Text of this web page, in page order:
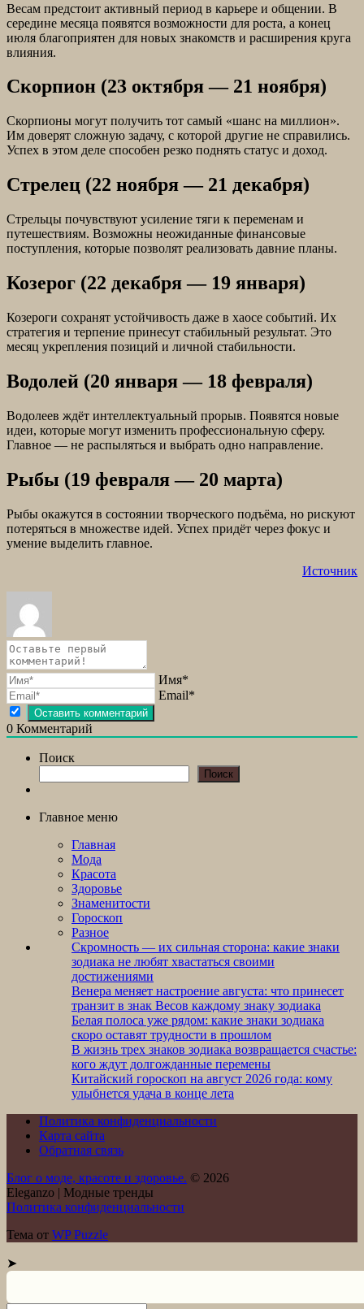
Весам предстоит активный период в карьере и общении. В
середине месяца появятся возможности для роста, а конец
июля благоприятен для новых знакомств и расширения круга
влияния.
Скорпион (23 октября — 21 ноября)
Скорпионы могут получить тот самый «шанс на миллион».
Им доверят сложную задачу, с которой другие не справились.
Успех в этом деле способен резко поднять статус и доход.
Стрелец (22 ноября — 21 декабря)
Стрельцы почувствуют усиление тяги к переменам и
путешествиям. Возможны неожиданные финансовые
поступления, которые позволят реализовать давние планы.
Козерог (22 декабря — 19 января)
Козероги сохранят устойчивость даже в хаосе событий. Их
стратегия и терпение принесут стабильный результат. Это
месяц укрепления позиций и личной стабильности.
Водолей (20 января — 18 февраля)
Водолеев ждёт интеллектуальный прорыв. Появятся новые
идеи, которые могут изменить профессиональную сферу.
Главное — не распыляться и выбрать одно направление.
Рыбы (19 февраля — 20 марта)
Рыбы окажутся в состоянии творческого подъёма, но рискуют
потеряться в множестве идей. Успех придёт через фокус и
умение выделить главное.
Источник
Имя*
Email*
0 Комментарий
Поиск
Поиск
Главное меню
Главная
Мода
Красота
Здоровье
Знаменитости
Гороскоп
Разное
Скромность — их сильная сторона: какие знаки
зодиака не любят хвастаться своими
достижениями
Венера меняет настроение августа: что принесет
транзит в знак Весов каждому знаку зодиака
Белая полоса уже рядом: какие знаки зодиака
скоро оставят трудности в прошлом
В жизнь трех знаков зодиака возвращается счастье:
кого ждут долгожданные перемены
Китайский гороскоп на август 2026 года: кому
улыбнется удача в конце лета
Политика конфиденциальности
Карта сайта
Обратная связь
Блог о моде, красоте и здоровье. © 2026
Eleganzo | Модные тренды
Политика конфиденциальности
Тема от WP Puzzle
➤